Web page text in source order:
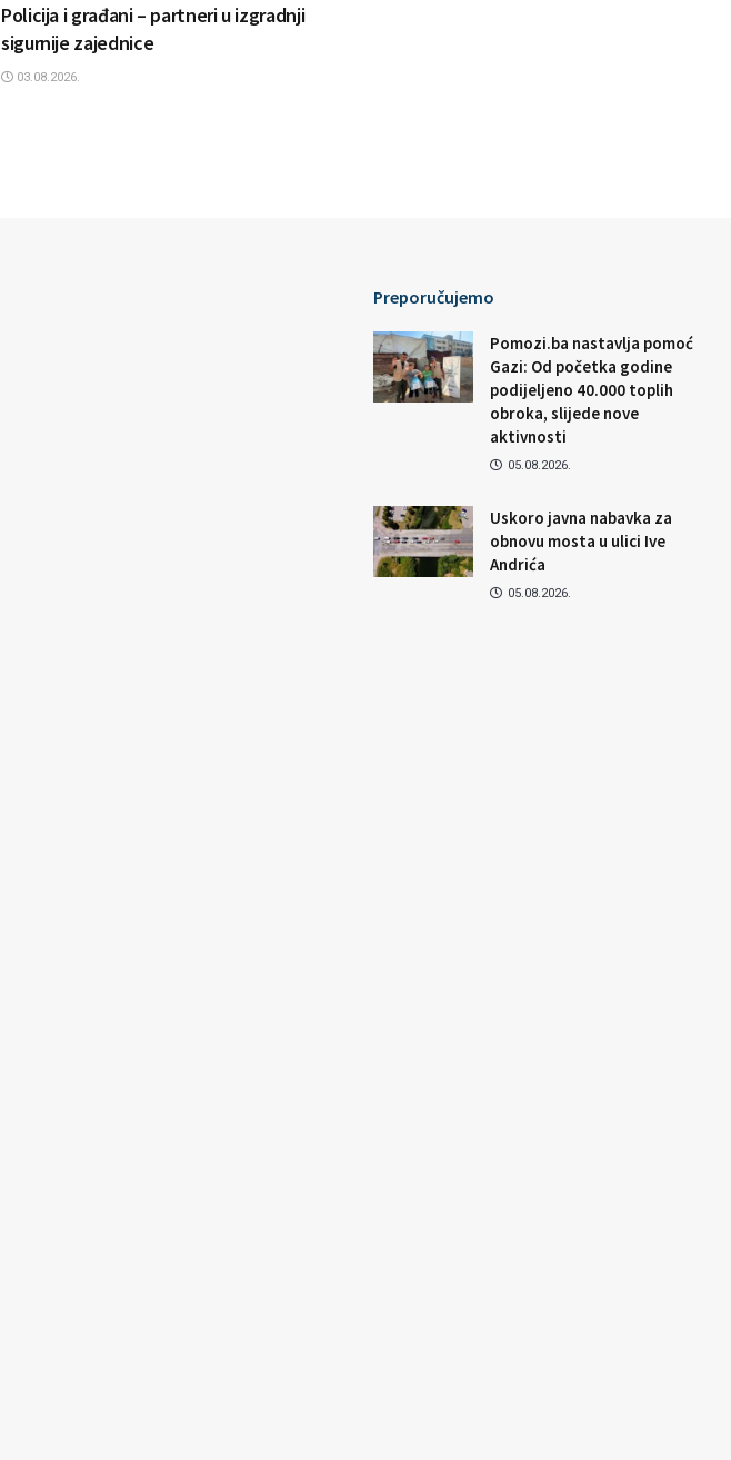
Policija i građani – partneri u izgradnji
sigurnije zajednice
03.08.2026.
Preporučujemo
Pomozi.ba nastavlja pomoć
Gazi: Od početka godine
podijeljeno 40.000 toplih
obroka, slijede nove
aktivnosti
05.08.2026.
Uskoro javna nabavka za
obnovu mosta u ulici Ive
Andrića
05.08.2026.